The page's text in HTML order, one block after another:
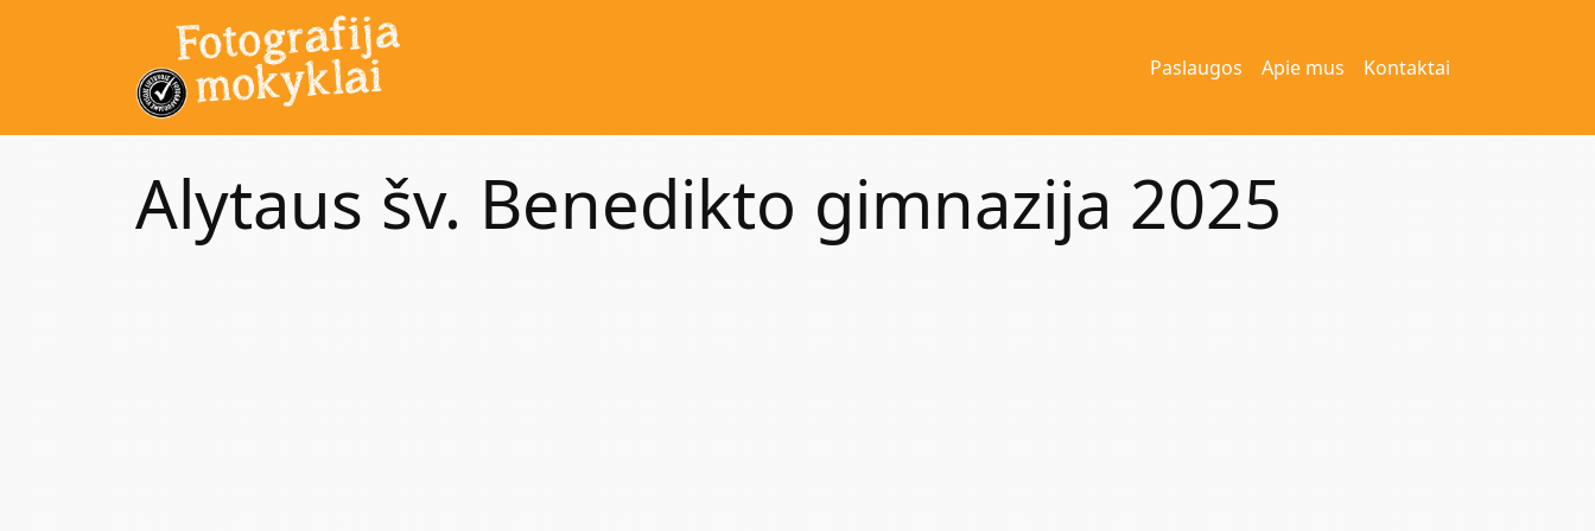
Paslaugos Apie mus Kontaktai
Alytaus šv. Benedikto gimnazija 2025